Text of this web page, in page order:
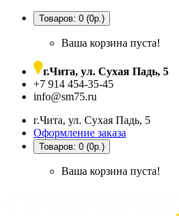
Товаров: 0 (0р.)
Ваша корзина пуста!
г.Чита, ул. Сухая Падь, 5
+7 914 454-35-45
info@sm75.ru
г.Чита, ул. Сухая Падь, 5
Оформление заказа
Товаров: 0 (0р.)
Ваша корзина пуста!